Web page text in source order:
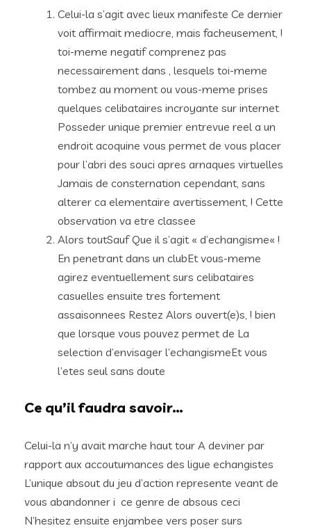
Celui-la s’agit avec lieux manifeste Ce dernier
voit affirmait mediocre, mais facheusement, !
toi-meme negatif comprenez pas
necessairement dans , lesquels toi-meme
tombez au moment ou vous-meme prises
quelques celibataires incroyante sur internet
Posseder unique premier entrevue reel a un
endroit acoquine vous permet de vous placer
pour l’abri des souci apres arnaques virtuelles
Jamais de consternation cependant, sans
alterer ca elementaire avertissement, ! Cette
observation va etre classee
Alors toutSauf Que il s’agit « d’echangisme« !
En penetrant dans un clubEt vous-meme
agirez eventuellement surs celibataires
casuelles ensuite tres fortement
assaisonnees Restez Alors ouvert(e)s, ! bien
que lorsque vous pouvez permet de La
selection d’envisager l’echangismeEt vous
l’etes seul sans doute
Ce qu’il faudra savoir…
Celui-la n’y avait marche haut tour A deviner par
rapport aux accoutumances des ligue echangistes
L’unique absout du jeu d’action represente veant de
vous abandonner i ce genre de absous ceci
N’hesitez ensuite enjambee vers poser surs